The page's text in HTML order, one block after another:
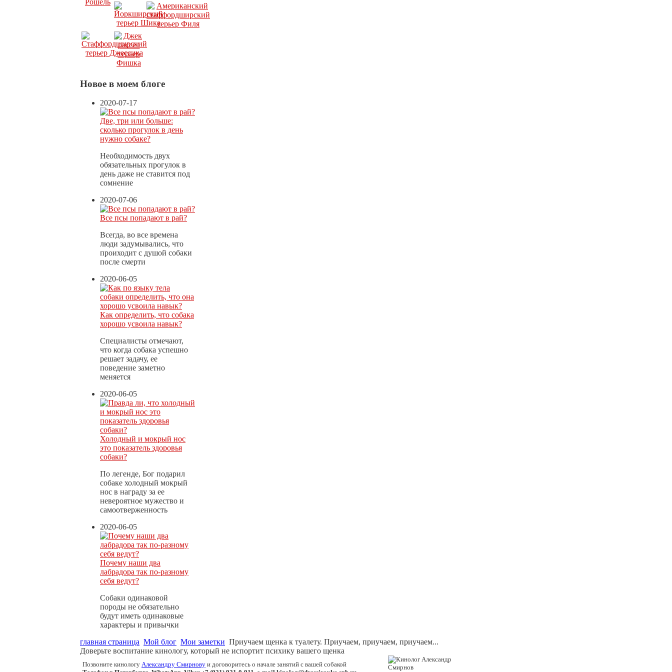
Новое в моем блоге
2020-07-17
Две, три или больше:
сколько прогулок в день
нужно собаке?
Необходимость двух
обязательных прогулок в
день даже не ставится под
сомнение
2020-07-06
Все псы попадают в рай?
Всегда, во все времена
люди задумывались, что
проиходит с душой собаки
после смерти
2020-06-05
Как определить, что собака
хорошо усвоила навык?
Специалисты отмечают,
что когда собака успешно
решает задачу, ее
поведение заметно
меняется
2020-06-05
Холодный и мокрый нос
это показатель здоровья
собаки?
По легенде, Бог подарил
собаке холодный мокрый
нос в награду за ее
невероятное мужество и
самоотверженность
2020-06-05
Почему наши два
лабрадора так по-разному
себя ведут?
Собаки одинаковой
породы не обязательно
будут иметь одинаковые
характеры и привычки
главная страница Мой блог Мои заметки Приучаем щенка к туалету. Приучаем, приучаем, приучаем...
Доверьте воспитание кинологу, который не испортит психику вашего щенка
Позвоните кинологу Александру Смирнову и договоритесь о начале занятий с вашей собакой